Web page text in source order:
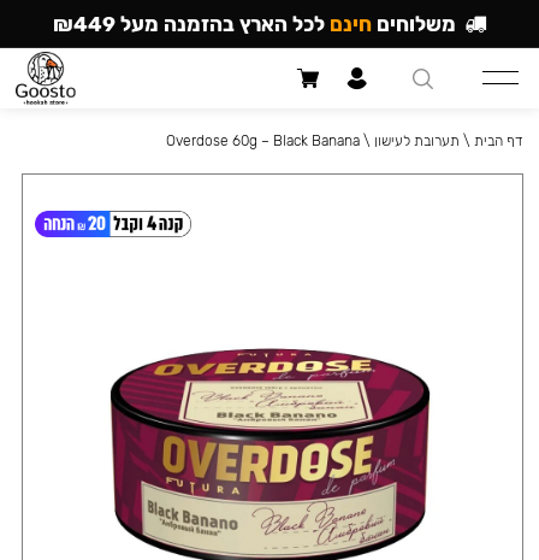
דף הבית \ תערובת לעישון \
Overdose 60g – Black Banana
משלוחים חינם לכל הארץ בהזמנה מעל ₪449